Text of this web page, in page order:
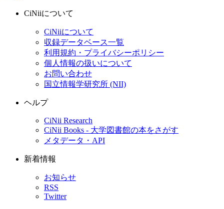
CiNiiについて
CiNiiについて
収録データベース一覧
利用規約・プライバシーポリシー
個人情報の扱いについて
お問い合わせ
国立情報学研究所 (NII)
ヘルプ
CiNii Research
CiNii Books - 大学図書館の本をさがす
メタデータ・API
新着情報
お知らせ
RSS
Twitter